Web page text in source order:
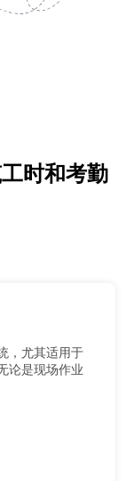
时和考勤
，尤其适用于
论是现场作业